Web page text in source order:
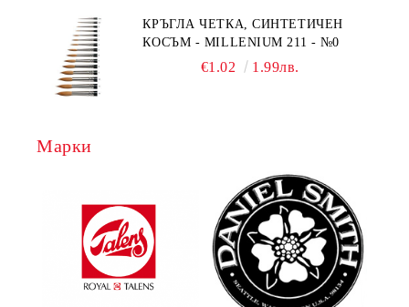
КРЪГЛА ЧЕТКА, СИНТЕТИЧЕН
КОСЪМ - MILLENIUM 211 - №0
€1.02 1.99лв.
Марки